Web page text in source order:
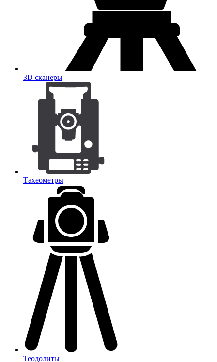
3D сканеры
Тахеометры
Теодолиты